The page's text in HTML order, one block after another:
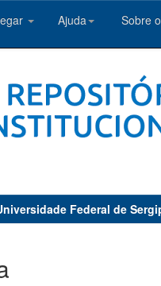
Ajuda Sobre
Federal de